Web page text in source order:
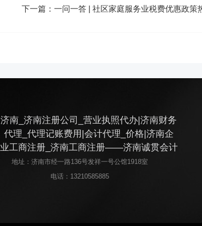
下一篇： 一问一答 | 社区家庭服务业税费优惠政策
济南_济南注册公司_营业执照代办|济南财务
代理_代理记账费用|会计代理_价格|济南企
业工商注册_济南工商注册——济南诚贯会计
地址：济南市经一路136号发祥一号公馆1918室
电话： 13210585885